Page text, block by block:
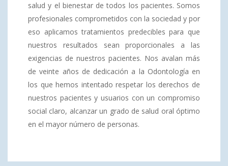
salud y el bienestar de todos los pacientes. Somos
profesionales comprometidos con la sociedad y por
eso aplicamos tratamientos predecibles para que
nuestros resultados sean proporcionales a las
exigencias de nuestros pacientes. Nos avalan más
de veinte años de dedicación a la Odontología en
los que hemos intentado respetar los derechos de
nuestros pacientes y usuarios con un compromiso
social claro, alcanzar un grado de salud oral óptimo
en el mayor número de personas.